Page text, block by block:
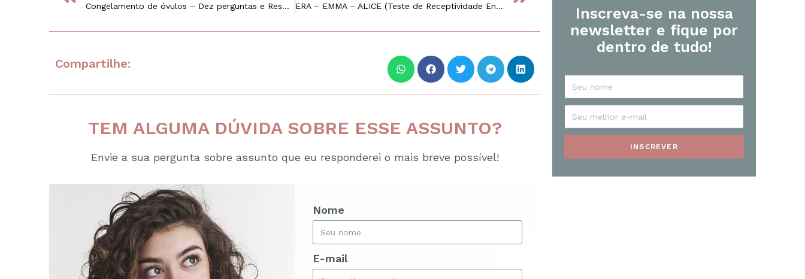
Congelamento de óvulos – Dez perguntas e Respostas
ERA – EMMA – ALICE (Teste de Receptividade Endometrial –(Endometrial Receptivity Array)
Compartilhe:
TEM ALGUMA DÚVIDA SOBRE ESSE ASSUNTO?
Envie a sua pergunta sobre assunto que eu responderei o mais breve possível!
Nome
E-mail
Inscreva-se na nossa
newsletter e fique por
dentro de tudo!
INSCREVER